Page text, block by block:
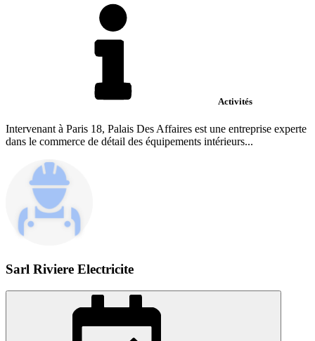
Activités
Intervenant à Paris 18, Palais Des Affaires est une entreprise experte
dans le commerce de détail des équipements intérieurs...
Sarl Riviere Electricite